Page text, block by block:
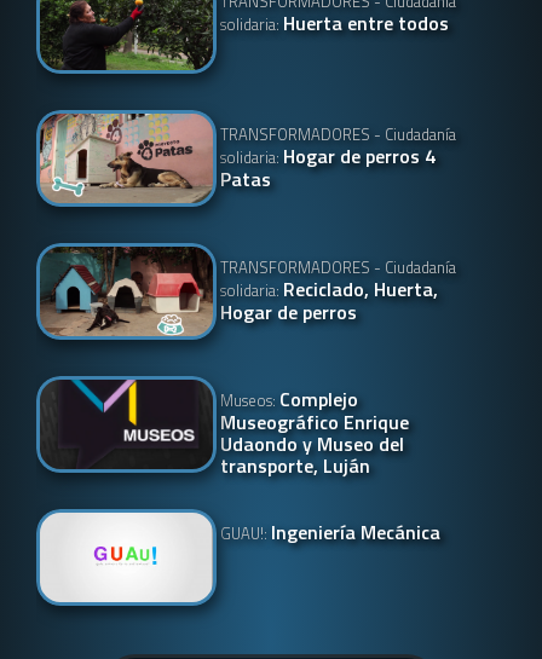
solidaria: Huerta entre todos
TRANSFORMADORES - Ciudadanía
solidaria: Hogar de perros 4
Patas
TRANSFORMADORES - Ciudadanía
solidaria: Reciclado, Huerta,
Hogar de perros
Museos: Complejo
Museográfico Enrique
Udaondo y Museo del
transporte, Luján
GUAU!: Ingeniería Mecánica